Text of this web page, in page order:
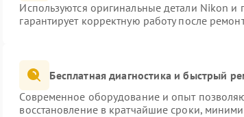
Используются оригинальные детали Nikon
гарантирует корректную работу после
Бесплатная диагностика и быстрый
Современное оборудование и опыт
восстановление в кратчайшие сроки,